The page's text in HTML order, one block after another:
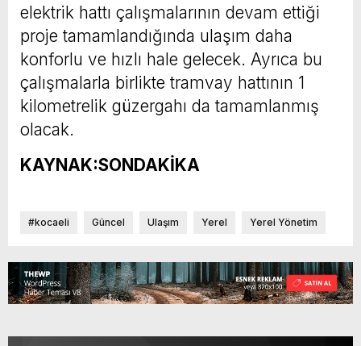
elektrik hattı çalışmalarının devam ettiği
proje tamamlandığında ulaşım daha
konforlu ve hızlı hale gelecek. Ayrıca bu
çalışmalarla birlikte tramvay hattının 1
kilometrelik güzergahı da tamamlanmış
olacak.
KAYNAK:SONDAKİKA
#kocaeli Güncel Ulaşım Yerel Yerel Yönetim